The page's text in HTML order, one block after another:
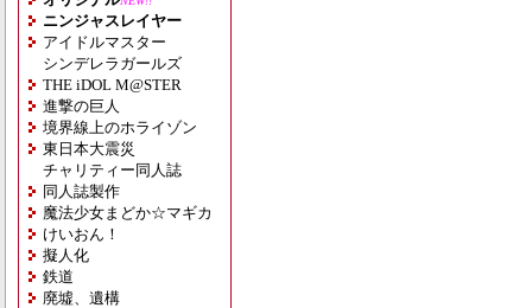
ニンジャスレイヤー
アイドルマスター
シンデレラガールズ
THE iDOL M@STER
進撃の巨人
境界線上のホライゾン
東日本大震災
チャリティー同人誌
同人誌製作
魔法少女まどか☆マギカ
けいおん！
擬人化
鉄道
廃墟、遺構